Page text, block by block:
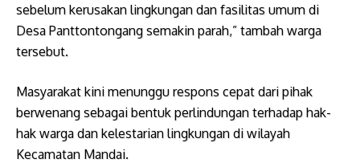
sebelum kerusakan lingkungan dan fasilitas umum di
Desa Panttontongang semakin parah,” tambah warga
tersebut.
​Masyarakat kini menunggu respons cepat dari pihak
berwenang sebagai bentuk perlindungan terhadap hak-
hak warga dan kelestarian lingkungan di wilayah
Kecamatan Mandai.